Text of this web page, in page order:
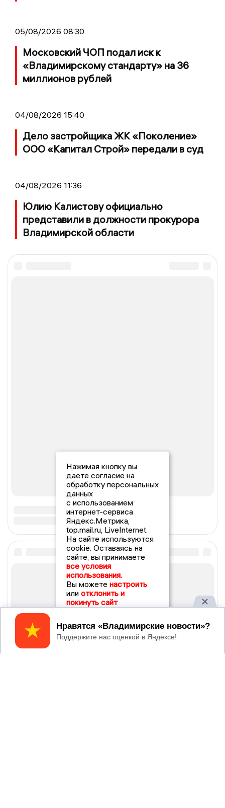
05/08/2026 08:30
Московский ЧОП подал иск к
«Владимирскому стандарту» на 36
миллионов рублей
04/08/2026 15:40
Дело застройщика ЖК «Поколение»
ООО «Капитал Строй» передали в суд
04/08/2026 11:36
Юлию Калистову официально
представили в должности прокурора
Владимирской области
Нажимая кнопку вы
даете согласие на
обработку персональных
данных
с использованием
интернет-сервиса
Яндекс.Метрика,
top.mail.ru, LiveInternet.
На сайте используются
cookie. Оставаясь на
сайте, вы принимаете
все условия
использования.
Вы можете настроить
или отклонить и
покинуть сайт
Принять